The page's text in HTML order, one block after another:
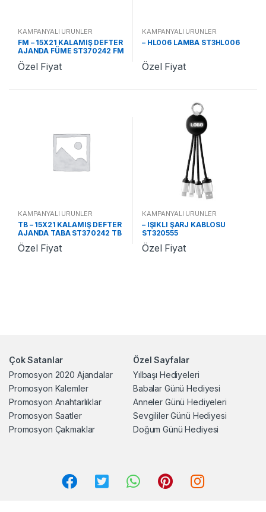
KAMPANYALI ÜRÜNLER
FM – 15X21 KALAMIŞ DEFTER
AJANDA FÜME ST370242 FM
Özel Fiyat
KAMPANYALI ÜRÜNLER
– HL006 LAMBA ST3HL006
Özel Fiyat
KAMPANYALI ÜRÜNLER
TB – 15X21 KALAMIŞ DEFTER
AJANDA TABA ST370242 TB
Özel Fiyat
KAMPANYALI ÜRÜNLER
– IŞIKLI ŞARJ KABLOSU
ST320555
Özel Fiyat
Çok Satanlar
Promosyon 2020 Ajandalar
Promosyon Kalemler
Promosyon Anahtarlıklar
Promosyon Saatler
Promosyon Çakmaklar
Özel Sayfalar
Yılbaşı Hediyeleri
Babalar Günü Hediyesi
Anneler Günü Hediyeleri
Sevgililer Günü Hediyesi
Doğum Günü Hediyesi